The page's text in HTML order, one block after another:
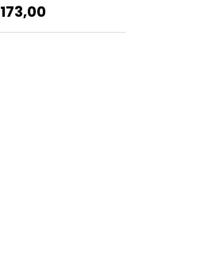
173,00